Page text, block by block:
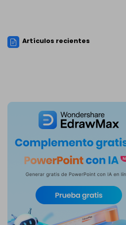
Artículos recientes